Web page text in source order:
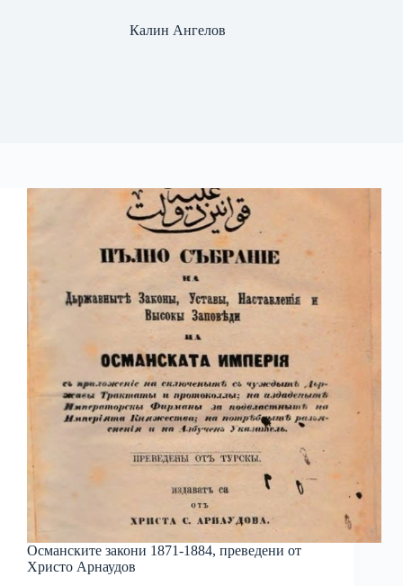
Калин Ангелов
Османските закони 1871-1884, преведени от
Христо Арнаудов